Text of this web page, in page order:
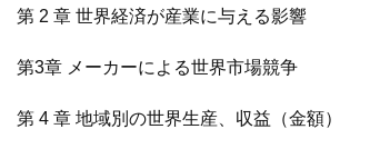
第 2 章 世界経済が産業に与える影響
第3章 メーカーによる世界市場競争
第 4 章 地域別の世界生産、収益（金額）